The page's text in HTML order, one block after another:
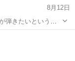
8月12日
にどう